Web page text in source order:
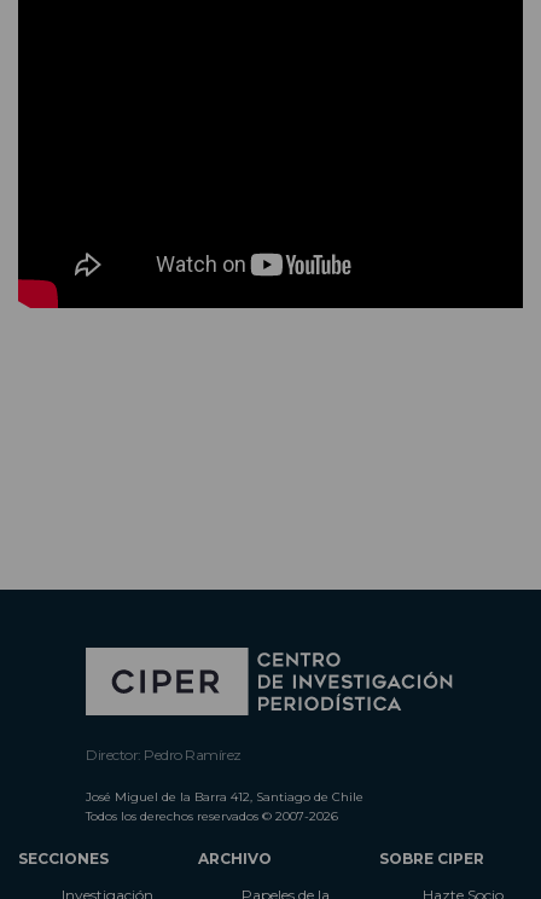
Director: Pedro Ramírez
José Miguel de la Barra 412, Santiago de Chile
Todos los derechos reservados © 2007-2026
SECCIONES
Investigación
ARCHIVO
Papeles de la
SOBRE CIPER
Hazte Socio